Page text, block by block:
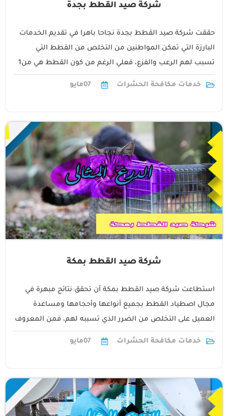
شركة صيد القطط بجدة
حققت شركة صيد القطط بجدة نجاحا باهرا في تقديم الخدمات
البارزة التي تمكن المواطنين من التخلص من القطط التي
تسبب لهم الرعب والفزع، فعلي الرغم من كون القطط هي من1
خدمات مكافحة الحشرات 07مايو
شركة صيد القطط بمكة
استطاعت شركة صيد القطط بمكة أن تحقق نتائج مبهرة في
مجال اصطياد القطط بجميع أنواعها وأحجامها ومساعدة
العميل على التخلص من الضرر الذي تسببه لهم، فمن المعروف
أن القطط رغم1
خدمات مكافحة الحشرات
07مايو